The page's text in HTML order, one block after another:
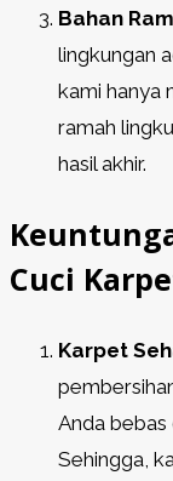
Bahan
lingkungan
kami hanya
ramah
hasil akhir.
Cuci
Karpet
Anda bebas
Sehingga,